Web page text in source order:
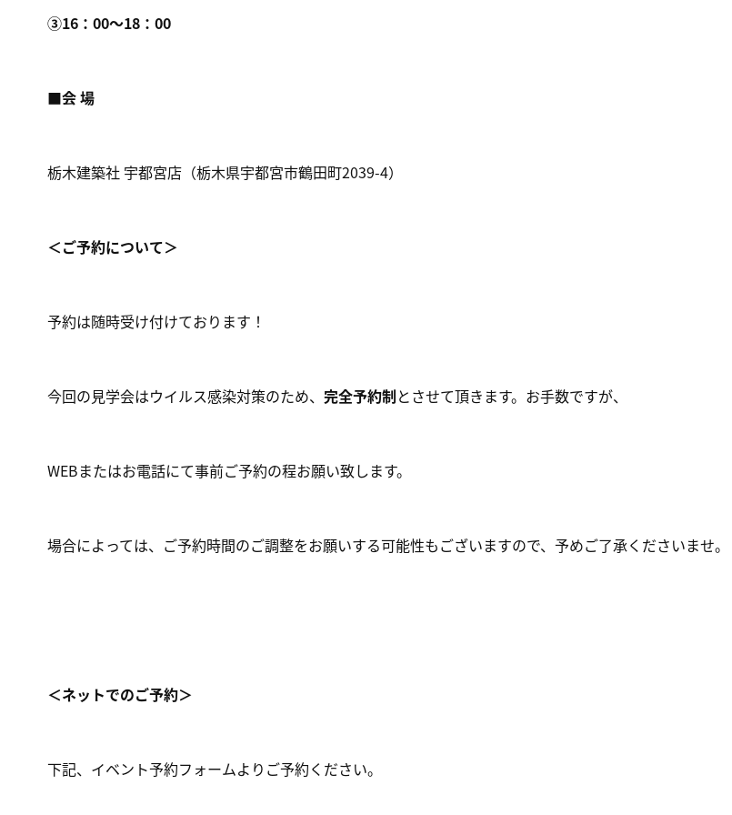
③16：00～18：00
■会 場
栃木建築社 宇都宮店（栃木県宇都宮市鶴田町2039-4）
＜ご予約について＞
予約は随時受け付けております！
今回の見学会はウイルス感染対策のため、 完全予約制とさせて頂きます。お手数ですが、
WEBまたはお電話にて事前ご予約の程お願い致します。
場合によっては、ご予約時間のご調整をお願いする可能性もございますので、予めご了承くださいませ。
＜ネットでのご予約＞
下記、イベント予約フォームよりご予約ください。